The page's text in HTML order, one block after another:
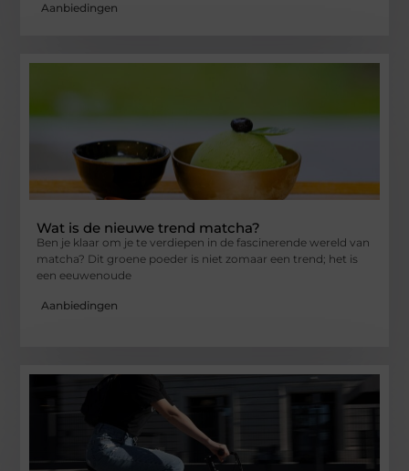
Aanbiedingen
Wat is de nieuwe trend matcha?
Ben je klaar om je te verdiepen in de fascinerende wereld van
matcha? Dit groene poeder is niet zomaar een trend; het is
een eeuwenoude
Aanbiedingen